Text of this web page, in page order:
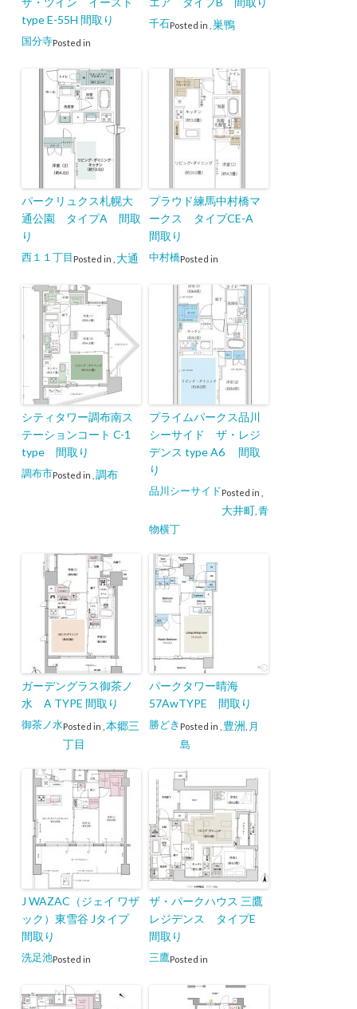
type E-55H 間取り
Posted in
国分寺
Posted in
千石 巣鴨
パークリュクス札幌大
通公園 タイプA 間取
り
Posted in
西１１丁目 大通
プラウド練馬中村橋マ
ークス タイプCE-A
間取り
Posted in
中村橋
シティタワー調布南ス
テーションコート C-1
type 間取り
Posted in
調布市 調布
プライムパークス品川
シーサイド ザ・レジ
デンス type A6 間取
り
Posted in
品川シーサイド
大井町 青
物横丁
ガーデングラス御茶ノ
水 A TYPE 間取り
Posted in
御茶ノ水
本郷三
丁目
パークタワー晴海
57AwTYPE 間取り
Posted in
勝どき 豊洲 月
島
J WAZAC（ジェイ ワザ
ック）東雪谷 Jタイプ
間取り
Posted in
洗足池
ザ・パークハウス 三鷹
レジデンス タイプE
間取り
Posted in
三鷹